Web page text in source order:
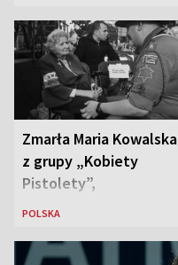
Zmarła Maria Kowalska
z grupy „Kobiety
Pistolety”,
sanitariuszka pułku
POLSKA